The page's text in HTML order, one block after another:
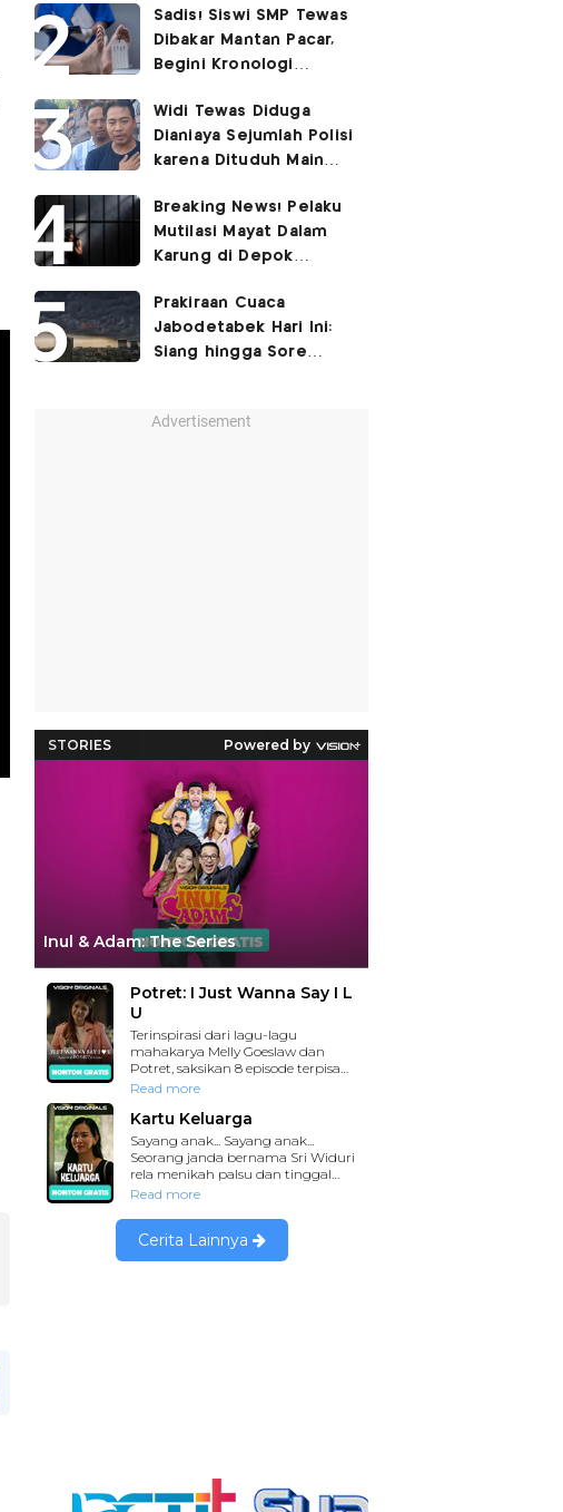
Nama
Sadis! Siswi SMP Tewas
Dibakar Mantan Pacar,
Begini Kronologi
Widi Tewas Diduga
Dianiaya Sejumlah Polisi
karena Dituduh Main
Breaking News! Pelaku
Mutilasi Mayat Dalam
Karung di Depok
Prakiraan Cuaca
Jabodetabek Hari Ini:
Siang hingga Sore
Advertisement